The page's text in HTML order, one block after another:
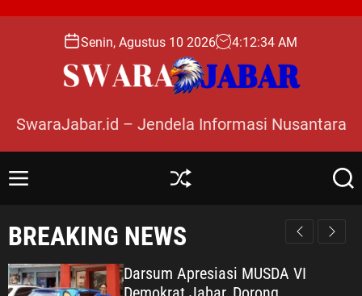
o
Senin, Agustus 10 2026 4:12:35 AM
SwaraJabar.id – Jendela Informasi Nusantara
M
u
S
ff
S
r
BREAKING NEWS
Darsum Apresiasi MUSDA VI